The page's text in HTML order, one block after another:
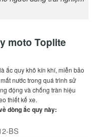
moto Toplite
ắc quy khô kín khí, miễn bảo
nước trong quá trình sử
động và chống tràn hiệu
thiết kế xe.
dòng ắc quy này:
BS